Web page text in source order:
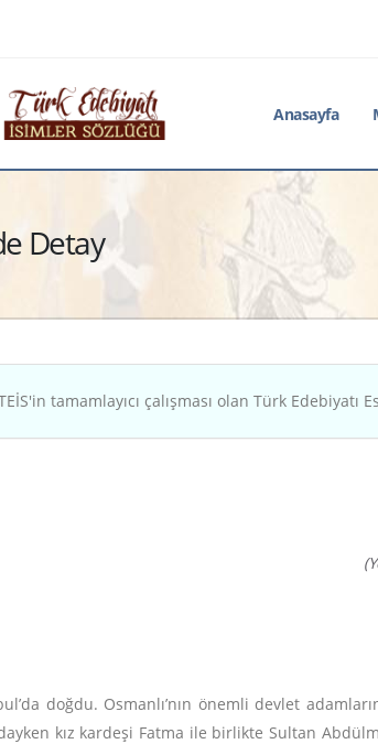
Anasayfa
Detay
tamamlayıcı çalışması olan Türk Edebiyatı
doğdu. Osmanlı’nın önemli devlet
kız kardeşi Fatma ile birlikte Sultan